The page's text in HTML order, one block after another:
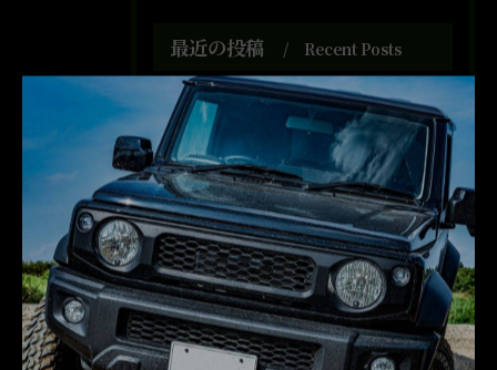
最近の投稿 Recent Posts
2026/05/12
めーめーとお写真
2026/02/08
今日はいつもより更に政治的なことが動きそうな選挙です